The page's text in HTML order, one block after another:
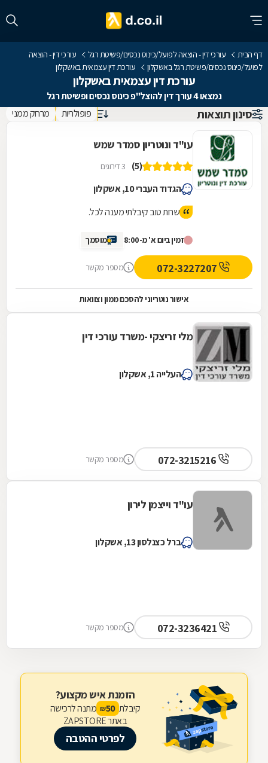
דף הבית עורכי דין - הוצאה לפועל/כינוס נכסים/פשיטת רגל
עורכי דין - הוצאה
לפועל/כינוס נכסים/פשיטת רגל באשקלון
עורכת דין עצמאית באשקלון
עורכת דין עצמאית באשקלון
נמצאו 4 עורך דין להוצל"פ כינוס נכסים ופשיטת רגל
סינון תוצאות פופולריות מרחק ממני
עו"ד ונוטריון סמדר שמש
(5) 3 דירוגים
הגדוד העברי 10, אשקלון
שרות טוב קיבלתי מענה לכל.
זמין ביום א' מ-8:00 מוסמך
מספר מקשר
אישור נוטריוני להסכם ממון וצוואות
מלי זריצקי -משרד עורכי דין
העלייה 1, אשקלון
מספר מקשר
עו"ד וייצמן לירון
ברל כצנלסון 13, אשקלון
מספר מקשר
הזמנת איש מקצוע?
קיבלת 50
₪ מתנה לרכישה
באתר ZAPSTORE
לפרטי ההטבה